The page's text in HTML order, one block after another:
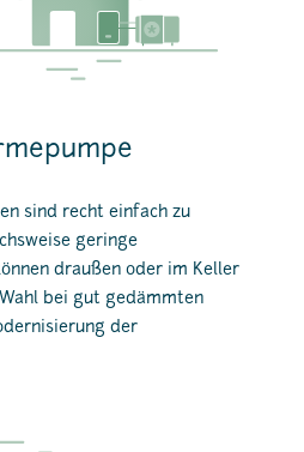
sind recht einfach zu
geringe
draußen oder im Keller
bei gut gedämmten
der